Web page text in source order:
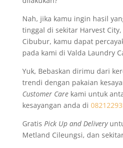
Nah, jika kamu ingin hasil
tinggal di sekitar Harvest
Cibubur, kamu dapat
pada kami di Valda Laundry
Yuk, Bebaskan dirimu dari
trendi dengan pakaian
Customer Carekami untuk
kesayangan anda di
Gratis Pick Up and Delivery
Metland Cileungsi, dan